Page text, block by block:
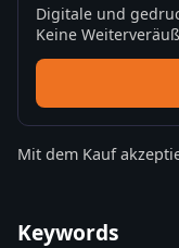
Digitale und
Keine
Mit dem Kauf
Keywords